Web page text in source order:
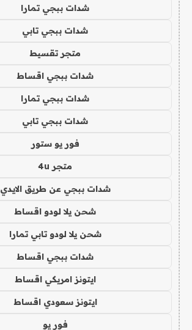
شدات ببجي تمارا
شدات ببجي تابي
متجر تقسيط
شدات ببجي اقساط
شدات ببجي تمارا
شدات ببجي تابي
فور يو ستور
متجر 4u
شدات ببجي عن طريق الايدي
شحن يلا لودو اقساط
شحن يلا لودو تابي تمارا
شدات ببجي اقساط
ايتونز امريكي اقساط
ايتونز سعودي اقساط
فور يو